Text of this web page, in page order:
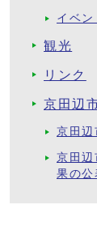
イベ
観光
リンク
京田辺
京田辺
京田辺
果の公